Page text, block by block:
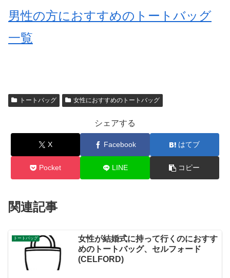
男性の方におすすめのトートバッグ
一覧
トートバッグ 女性におすすめのトートバッグ
シェアする
X Facebook はてブ
Pocket LINE コピー
関連記事
トートバッグ
女性が結婚式に持って行くのにおすす
めのトートバッグ、セルフォード
(CELFORD)